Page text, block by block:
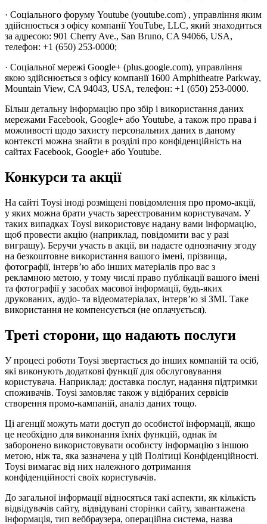
· Соціального форуму Youtube (youtube.com) , управління яким
здійснюється з офісу компанії YouTube, LLC, який знаходиться
за адресою: 901 Cherry Ave., San Bruno, CA 94066, USA,
телефон: +1 (650) 253-0000;
· Соціальної мережі Google+ (plus.google.com), управління
якою здійснюється з офісу компанії 1600 Amphitheatre Parkway,
Mountain View, CA 94043, USA, телефон: +1 (650) 253-0000.
Більш детальну інформацію про збір і використання даних
мережами Facebook, Google+ або Youtube, а також про права і
можливості щодо захисту персональних даних в даному
контексті можна знайти в розділі про конфіденційність на
сайтах Facebook, Google+ або Youtube.
Конкурси та акції
На сайті Toysi іноді розміщені повідомлення про промо-акції,
у яких можна брати участь зареєстрованим користувачам. У
таких випадках Toysi використовує надану вами інформацію,
щоб провести акцію (наприклад, повідомити вас у разі
виграшу). Беручи участь в акції, ви надаєте однозначну згоду
на безкоштовне використання вашого імені, прізвища,
фотографії, інтерв’ю або інших матеріалів про вас з
рекламною метою, у тому числі право публікації вашого імені
та фотографії у засобах масової інформації, будь-яких
друкованих, аудіо- та відеоматеріалах, інтерв’ю зі ЗМІ. Таке
використання не компенсується (не оплачується).
Треті сторони, що надають послуги
У процесі роботи Toysi звертається до інших компаній та осіб,
які виконують додаткові функції для обслуговування
користувача. Наприклад: доставка послуг, надання підтримки
споживачів. Toysi замовляє також у відібраних сервісів
створення промо-кампаній, аналіз даних тощо.
Ці агенції можуть мати доступ до особистої інформації, якщо
це необхідно для виконання їхніх функцій, однак їм
заборонено використовувати особисту інформацію з іншою
метою, ніж та, яка зазначена у цій Політиці Конфіденційності.
Toysi вимагає від них належного дотримання
конфіденційності своїх користувачів.
До загальної інформації відносяться такі аспекти, як кількість
відвідувачів сайту, відвідувані сторінки сайту, завантажена
інформація, тип веббраузера, операційна система, назва